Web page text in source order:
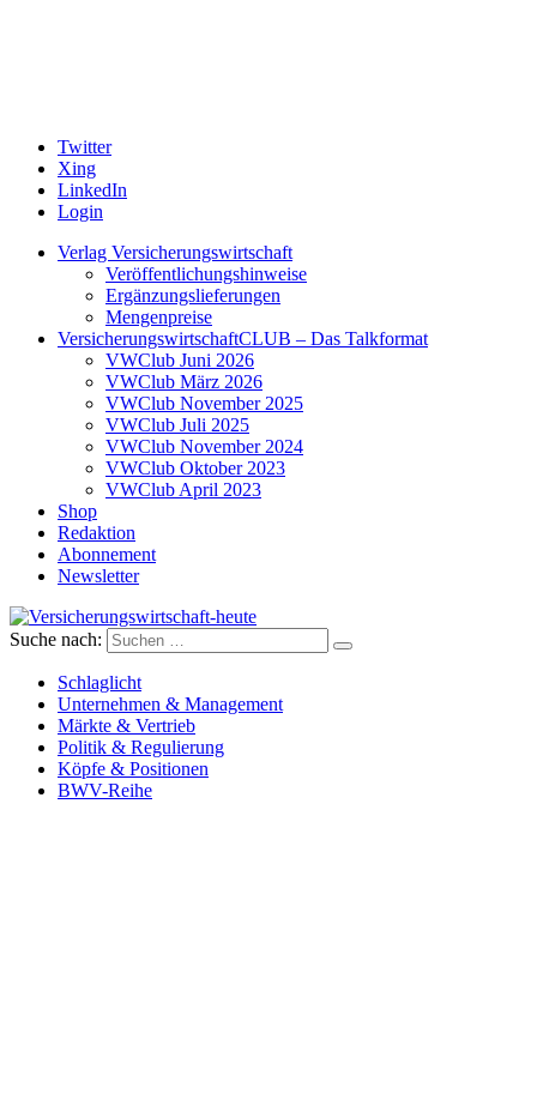
Twitter
Xing
LinkedIn
Login
Verlag Versicherungswirtschaft
Veröffentlichungshinweise
Ergänzungslieferungen
Mengenpreise
VersicherungswirtschaftCLUB – Das Talkformat
VWClub Juni 2026
VWClub März 2026
VWClub November 2025
VWClub Juli 2025
VWClub November 2024
VWClub Oktober 2023
VWClub April 2023
Shop
Redaktion
Abonnement
Newsletter
Versicherungswirtschaft-heute
Suche nach:
Schlaglicht
Unternehmen & Management
Märkte & Vertrieb
Politik & Regulierung
Köpfe & Positionen
BWV-Reihe